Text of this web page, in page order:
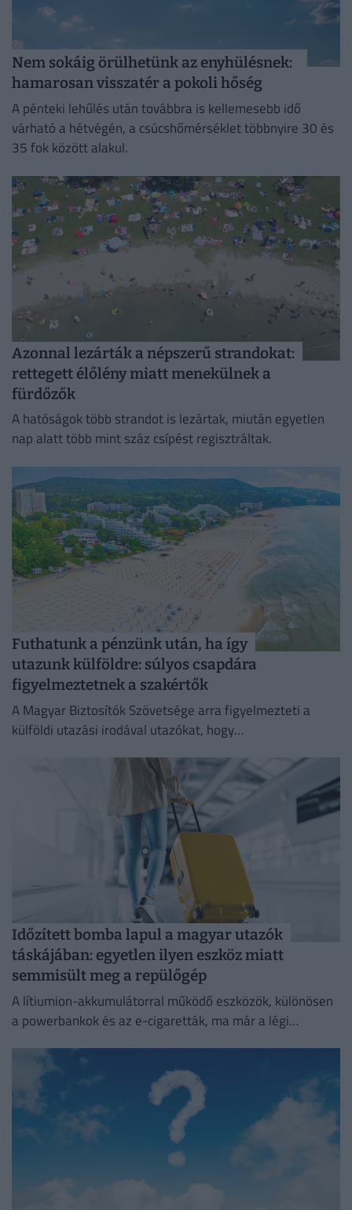
Nem sokáig örülhetünk az enyhülésnek:
hamarosan visszatér a pokoli hőség
A pénteki lehűlés után továbbra is kellemesebb idő
várható a hétvégén, a csúcshőmérséklet többnyire 30 és
35 fok között alakul.
Azonnal lezárták a népszerű strandokat:
rettegett élőlény miatt menekülnek a
fürdőzők
A hatóságok több strandot is lezártak, miután egyetlen
nap alatt több mint száz csípést regisztráltak.
Futhatunk a pénzünk után, ha így
utazunk külföldre: súlyos csapdára
figyelmeztetnek a szakértők
A Magyar Biztosítók Szövetsége arra figyelmezteti a
külföldi utazási irodával utazókat, hogy
eltérhetnek a magyar gyakorlattól
Időzített bomba lapul a magyar utazók
táskájában: egyetlen ilyen eszköz miatt
semmisült meg a repülőgép
A lítiumion-akkumulátorral működő eszközök, különösen
a powerbankok és az e-cigaretták, ma már a légi
jelentik.